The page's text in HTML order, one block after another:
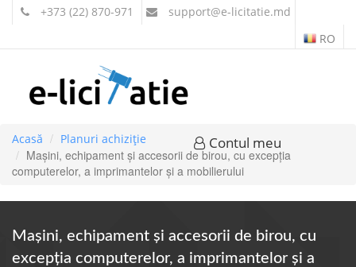
+373 (22) 870-971 support@e-licitatie.md
RO
Contul meu
Acasă Planuri achiziție
Maşini, echipament şi accesorii de birou, cu excepţia
computerelor, a imprimantelor şi a mobilierului
Maşini, echipament şi accesorii de birou, cu
excepţia computerelor, a imprimantelor şi a